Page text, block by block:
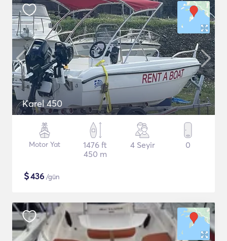
Karel 450
Motor Yat
1476 ft
450 m
4 Seyir 0
$436 /gün